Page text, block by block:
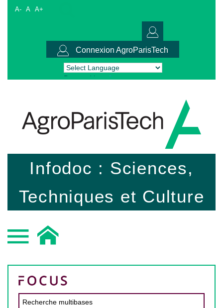
A- A A+
Connexion AgroParisTech
Powered by Translate
Infodoc : Sciences,
Techniques et Culture